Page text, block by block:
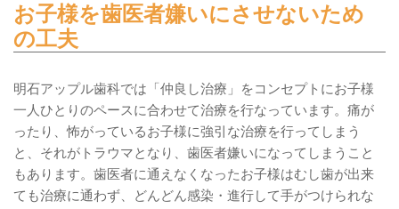
お子様を歯医者嫌いにさせないため
の工夫
明石アップル歯科では「仲良し治療」をコンセプトにお子様
一人ひとりのペースに合わせて治療を行なっています。痛が
ったり、怖がっているお子様に強引な治療を行ってしまう
と、それがトラウマとなり、歯医者嫌いになってしまうこと
もあります。歯医者に通えなくなったお子様はむし歯が出来
ても治療に通わず、どんどん感染・進行して手がつけられな